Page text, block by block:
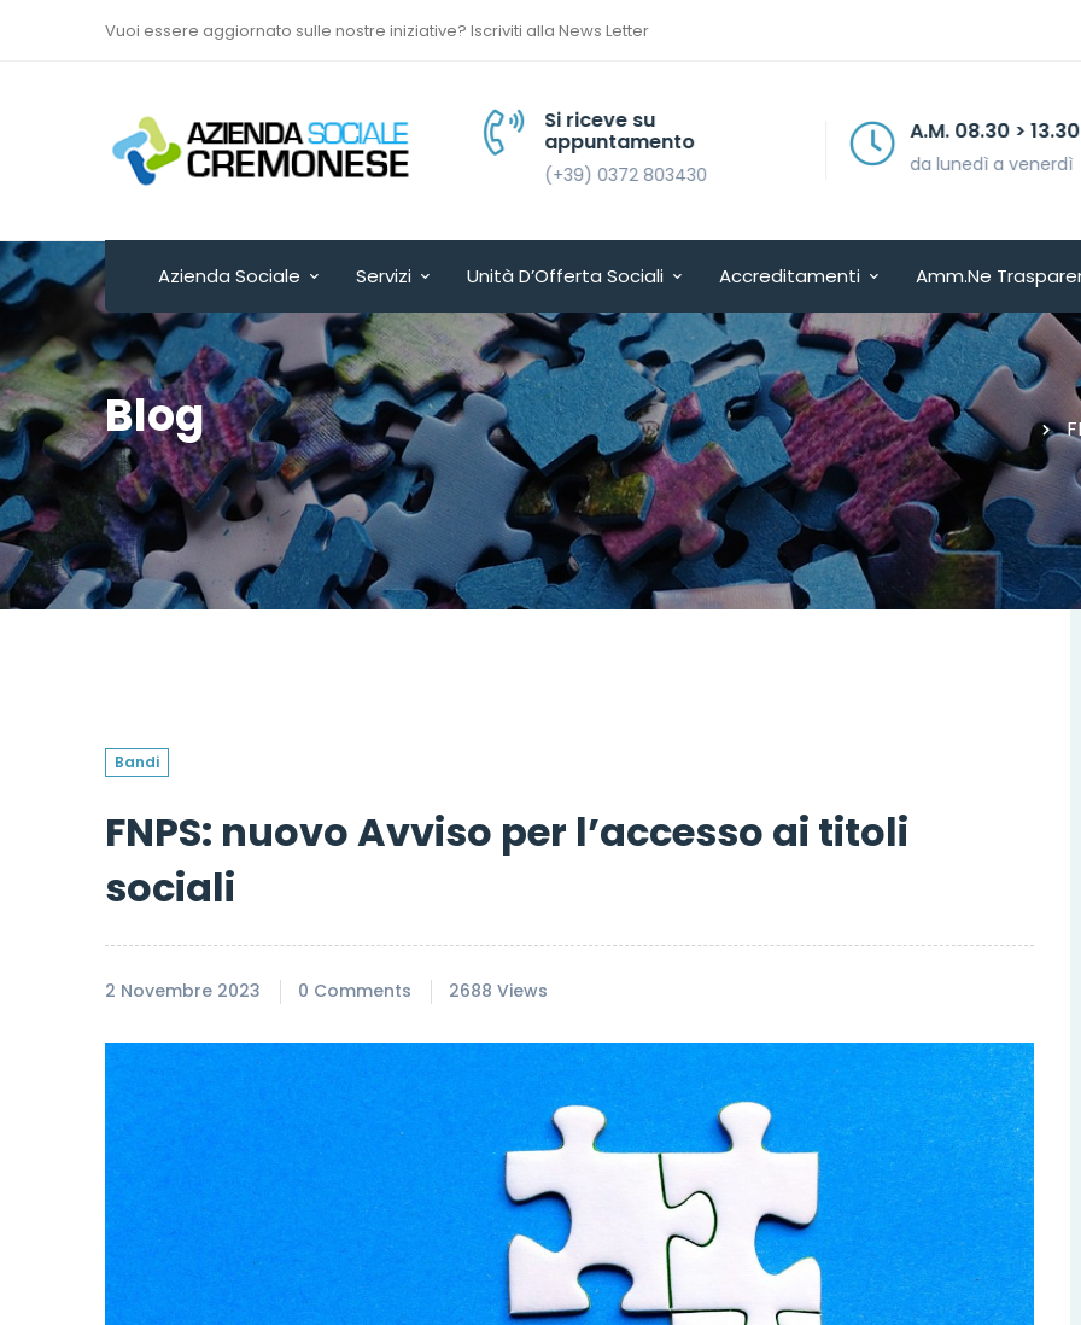
Vuoi essere aggiornato sulle nostre iniziative? Iscriviti alla News Letter
Via Sant’Antonio del
Fuoco n. 9/A
Cremona - ITALY
Si riceve su
appuntamento
(+39) 0372 803430
A.M. 08.30 > 13.30
da lunedì a venerdì
Azienda Sociale Servizi Unità D’Offerta Sociali Accreditamenti Amm.ne
Blog
Bandi
FNPS: nuovo Avviso per l’accesso ai titoli
sociali
2 Novembre 2023 0 Comments 2688 Views